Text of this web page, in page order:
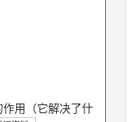
用（它解决了什